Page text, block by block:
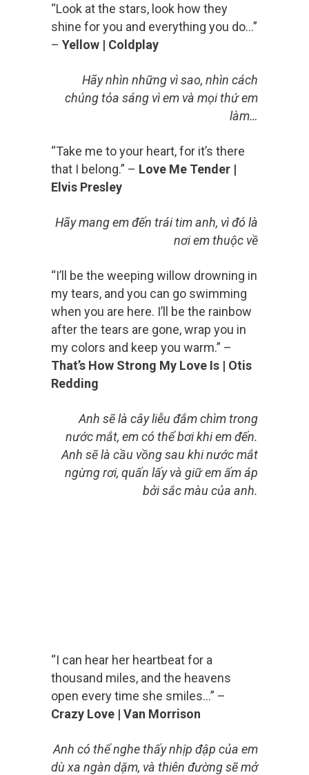
“Look at the stars, look how they
shine for you and everything you do…”
– Yellow | Coldplay
Hãy nhìn những vì sao, nhìn cách
chúng tỏa sáng vì em và mọi thứ em
làm…
“Take me to your heart, for it’s there
that I belong.” – Love Me Tender |
Elvis Presley
Hãy mang em đến trái tim anh, vì đó là
nơi em thuộc về
“I’ll be the weeping willow drowning in
my tears, and you can go swimming
when you are here. I’ll be the rainbow
after the tears are gone, wrap you in
my colors and keep you warm.” –
That’s How Strong My Love Is | Otis
Redding
Anh sẽ là cây liễu đắm chìm trong
nước mắt, em có thể bơi khi em đến.
Anh sẽ là cầu vồng sau khi nước mắt
ngừng rơi, quấn lấy và giữ em ấm áp
bởi sắc màu của anh.
“I can hear her heartbeat for a
thousand miles, and the heavens
open every time she smiles…” –
Crazy Love | Van Morrison
Anh có thể nghe thấy nhịp đập của em
dù xa ngàn dặm, và thiên đường sẽ mở